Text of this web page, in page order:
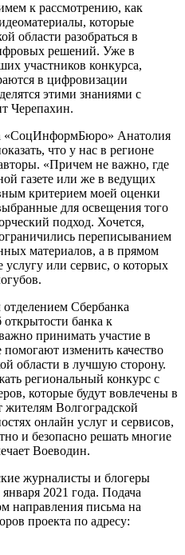
к рассмотрению, как
которые
области разобраться в
решений. Уже в
участников конкурса,
в цифровизации
этими знаниями с
Черепахин.
«СоцИнформБюро» Анатолия
что у нас в регионе
«Причем не важно, где
газете или же в ведущих
критерием моей оценки
для освещения того
подход. Хочется,
переписыванием
материалов, а в прямом
услугу или сервис, о которых
Сбербанка
банка к
принимать участие в
изменить качество
области в лучшую сторону.
региональный конкурс с
которые будут вовлечены в
Волгоградской
онлайн услуг и сервисов,
и безопасно решать многие
Воеводин.
журналисты и блогеры
2021 года. Подача
направления письма на
проекта по адресу: